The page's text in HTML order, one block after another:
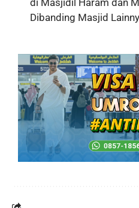
Dibanding Masjid